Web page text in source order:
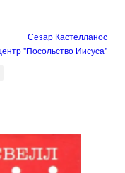
Сезар Кастелланос
"Посольство Иисуса"